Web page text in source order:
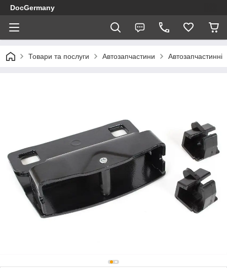
DocGermany
Товари та послуги Автозапчастини Автозапчастинні